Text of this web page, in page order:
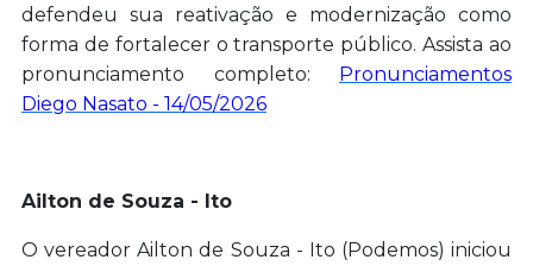
defendeu sua reativação e modernização como
forma de fortalecer o transporte público. Assista ao
pronunciamento completo:
Pronunciamentos
Diego Nasato - 14/05/2026
Ailton de Souza - Ito
O vereador Ailton de Souza - Ito (Podemos) iniciou